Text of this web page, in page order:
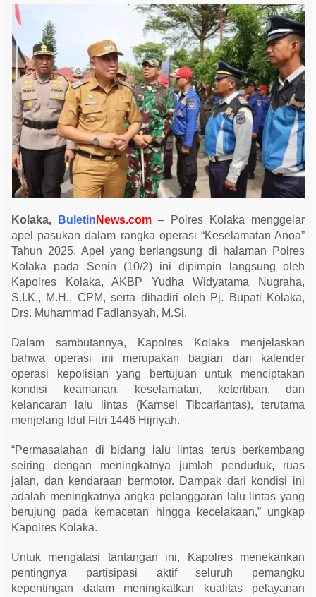
a
H
a
d
i
i
A
p
e
l
G
a
P
s
u
a
n
p
e
s
e
s
e
l
a
t
a
n
A
n
o
a
Kolaka, Buletin News.com – Polres Kolaka menggelar
apel pasukan dalam rangka operasi “Keselamatan Anoa”
Tahun 2025. Apel yang berlangsung di halaman Polres
Kolaka pada Senin (10/2) ini dipimpin langsung oleh
Kapolres Kolaka, AKBP Yudha Widyatama Nugraha,
S.I.K., M.H., CPM, serta dihadiri oleh Pj. Bupati Kolaka,
Drs. Muhammad Fadlansyah, M.Si.
Dalam sambutannya, Kapolres Kolaka menjelaskan
bahwa operasi ini merupakan bagian dari kalender
operasi kepolisian yang bertujuan untuk menciptakan
kondisi keamanan, keselamatan, ketertiban, dan
kelancaran lalu lintas (Kamsel Tibcarlantas), terutama
menjelang Idul Fitri 1446 Hijriyah.
“Permasalahan di bidang lalu lintas terus berkembang
seiring dengan meningkatnya jumlah penduduk, ruas
jalan, dan kendaraan bermotor. Dampak dari kondisi ini
adalah meningkatnya angka pelanggaran lalu lintas yang
berujung pada kemacetan hingga kecelakaan,” ungkap
Kapolres Kolaka.
Untuk mengatasi tantangan ini, Kapolres menekankan
pentingnya partisipasi aktif seluruh pemangku
kepentingan dalam meningkatkan kualitas pelayanan